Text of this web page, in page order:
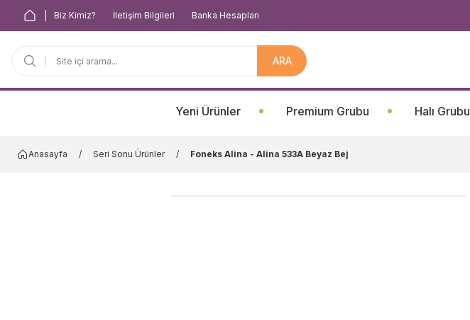
Biz Kimiz? İletişim Bilgileri Banka Hesapları
ARA
Yeni Ürünler Premium Grubu Halı Grubu
Anasayfa Seri Sonu Ürünler Foneks Alina - Alina 533A Beyaz Bej